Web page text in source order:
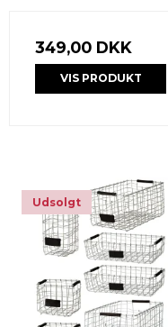
349,00 DKK
VIS PRODUKT
Udsolgt